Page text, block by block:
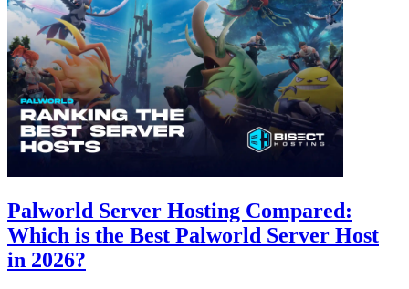
Palworld Server Hosting Compared:
Which is the Best Palworld Server Host
in 2026?